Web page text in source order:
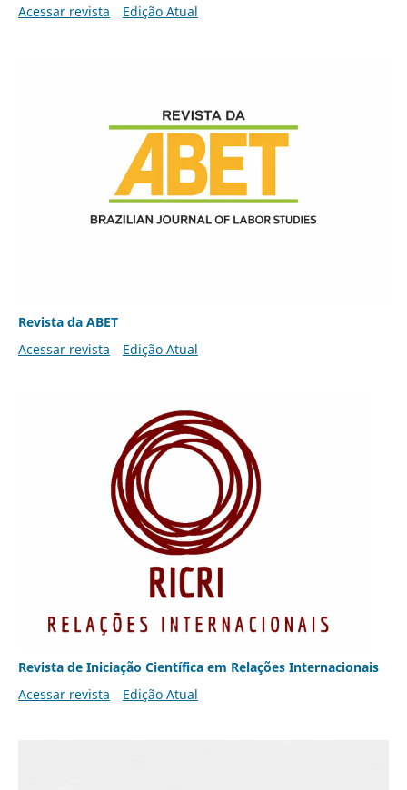
Acessar revista Edição Atual
Revista da ABET
Acessar revista
Edição Atual
Revista de Iniciação Científica em Relações Internacionais
Acessar revista
Edição Atual